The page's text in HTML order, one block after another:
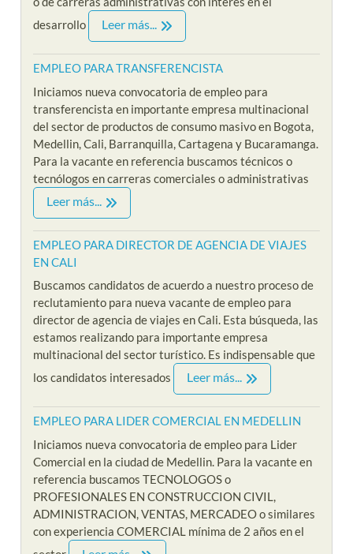
desarrollo
Leer más...
EMPLEO PARA TRANSFERENCISTA
Iniciamos nueva convocatoria de empleo para
transferencista en importante empresa multinacional
del sector de productos de consumo masivo en Bogota,
Medellin, Cali, Barranquilla, Cartagena y Bucaramanga.
Para la vacante en referencia buscamos técnicos o
tecnólogos en carreras comerciales o administrativas
Leer más...
EMPLEO PARA DIRECTOR DE AGENCIA DE VIAJES
EN CALI
Buscamos candidatos de acuerdo a nuestro proceso de
reclutamiento para nueva vacante de empleo para
director de agencia de viajes en Cali. Esta búsqueda, las
estamos realizando para importante empresa
multinacional del sector turístico. Es indispensable que
los candidatos interesados
Leer más...
EMPLEO PARA LIDER COMERCIAL EN MEDELLIN
Iniciamos nueva convocatoria de empleo para Lider
Comercial en la ciudad de Medellin. Para la vacante en
referencia buscamos TECNOLOGOS o
PROFESIONALES EN CONSTRUCCION CIVIL,
ADMINISTRACION, VENTAS, MERCADEO o similares
con experiencia COMERCIAL mínima de 2 años en el